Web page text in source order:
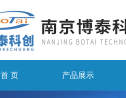
首 页 产品展示